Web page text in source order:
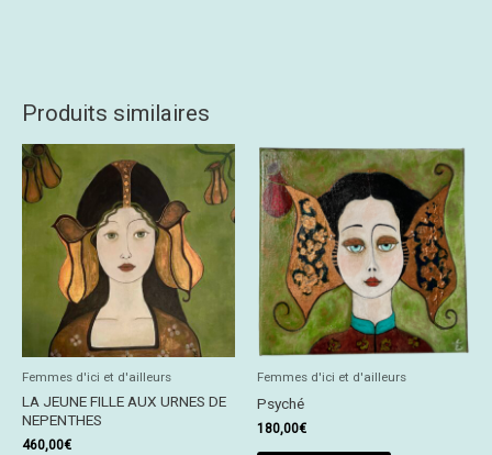
Produits similaires
Femmes d'ici et d'ailleurs
LA JEUNE FILLE AUX URNES DE
NEPENTHES
460,00€
Femmes d'ici et d'ailleurs
Psyché
180,00€